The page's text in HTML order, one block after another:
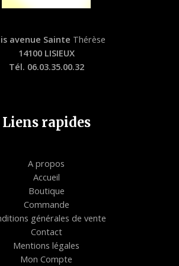
avenue Sainte Thérèse
14100 LISIEUX
Tél. 06.03.35.00.32
Liens rapides
A propos
Accueil
Boutique
Commande
générales de vente
Contact
Mentions légales
Mon Compte